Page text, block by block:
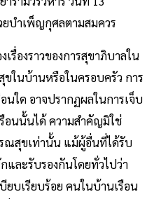
บําเพ็ญกุศลตามสมควร
รื่องราวของการสุขาภิบาลใน
ในบ้านหรือในครอบครัว การ
นใด อาจปรากฏผลในการเจ็บ
อนนั้นได้ ความสำคัญมิใช่
ณสุขเท่านั้น แม้ผู้อื่นที่ได้รับ
ละรับรองกันโดยทั่วไปว่า
ยบเรียบร้อย คนในบ้านเรือน